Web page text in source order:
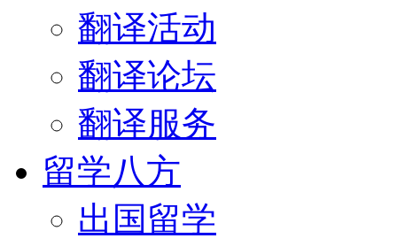
翻译活动
翻译论坛
翻译服务
留学八方
出国留学